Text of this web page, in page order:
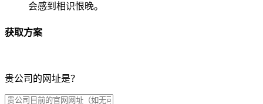
会感到相识恨晚。
获取方案
贵公司的网址是？